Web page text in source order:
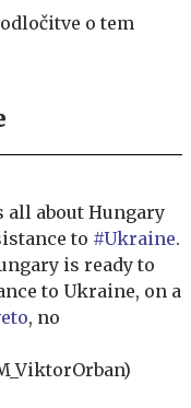
o tem
all about Hungary
to #Ukraine.
is ready to
to Ukraine, on a
, no